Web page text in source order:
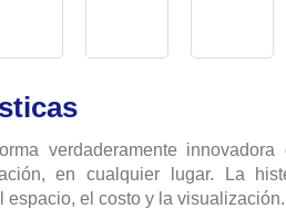
verdaderamente
en cualquier lugar. La
espacio, el costo y la visualización.